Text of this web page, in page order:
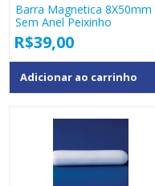
Barra Magnetica 8X50mm
Sem Anel Peixinho
R$39,00
Adicionar ao carrinho